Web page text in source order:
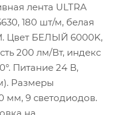
лента ULTRA
180 шт/м, белая
Цвет БЕЛЫЙ 6000K,
200 лм/Вт, индекс
Питание 24 В,
Размеры
мм, 9 светодиодов.